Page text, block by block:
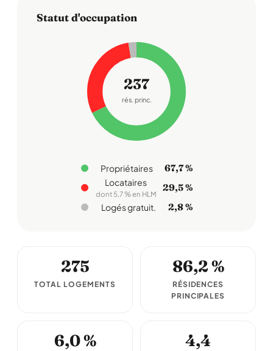
Statut d'occupation
237
rés. princ.
Propriétaires 67,7 %
Locataires
dont 5,7 % en HLM
29,5 %
Logés gratuit. 2,8 %
275
TOTAL LOGEMENTS
86,2 %
RÉSIDENCES
PRINCIPALES
6,0 % 4,4